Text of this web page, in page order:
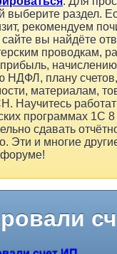
выберите раздел.
рекомендуем
вы найдёте
проводкам,
НДФЛ, плану счетов,
материалам,
Научитесь
программах 1С
сдавать
Эти и многие